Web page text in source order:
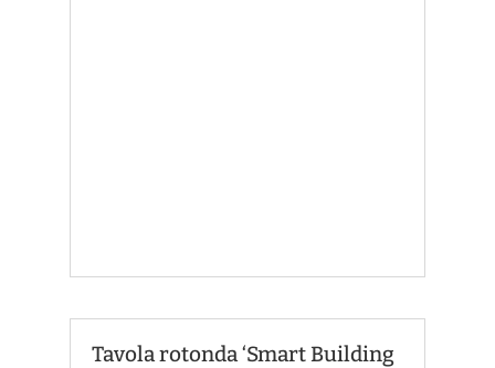
Tavola rotonda ‘Smart Building